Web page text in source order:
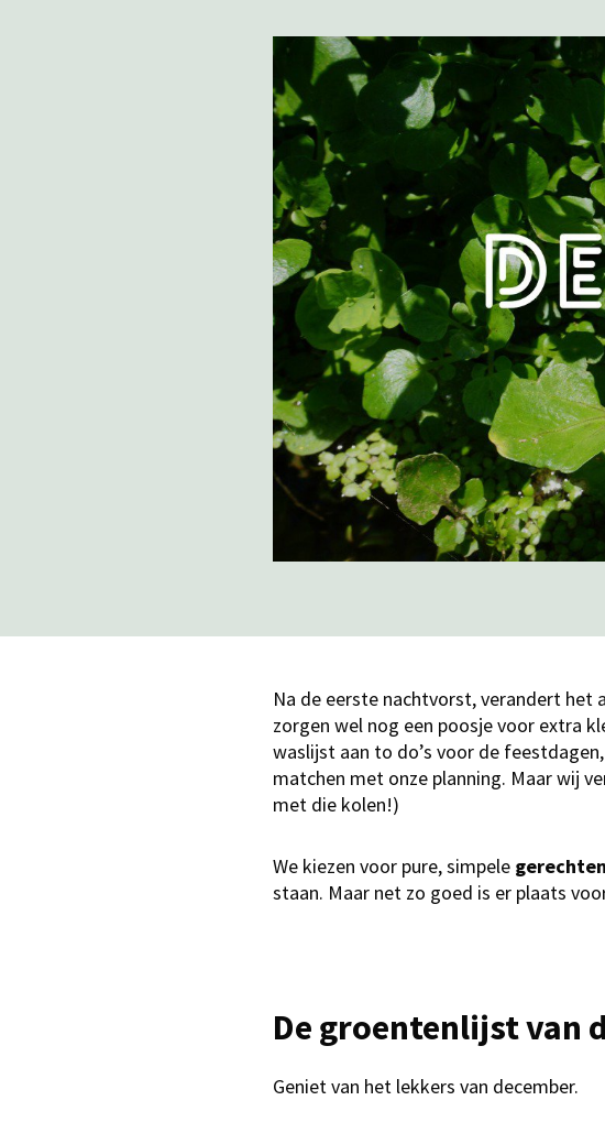
Na de eerste nachtvorst, verandert het
zorgen wel nog een poosje voor extra
waslijst aan to do’s voor de
matchen met onze planning. Maar wij
met die kolen!)
We kiezen voor pure, simpele gerechten
staan. Maar net zo goed is er plaats
De groentenlijst van
Geniet van het lekkers van december.